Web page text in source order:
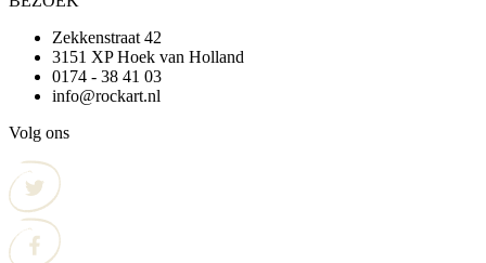
Zekkenstraat 42
3151 XP Hoek van Holland
0174 - 38 41 03
info@rockart.nl
Volg ons